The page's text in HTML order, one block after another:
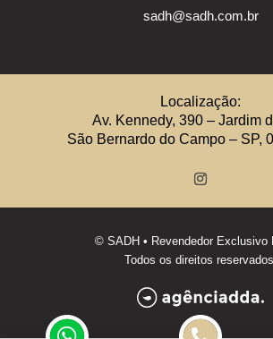
sadh@sadh.com.br
Localização:
Av. Kennedy, 390 – Jardim
São Bernardo do Campo – SP,
© SADH • Revendedor Exclusivo
Todos os direitos